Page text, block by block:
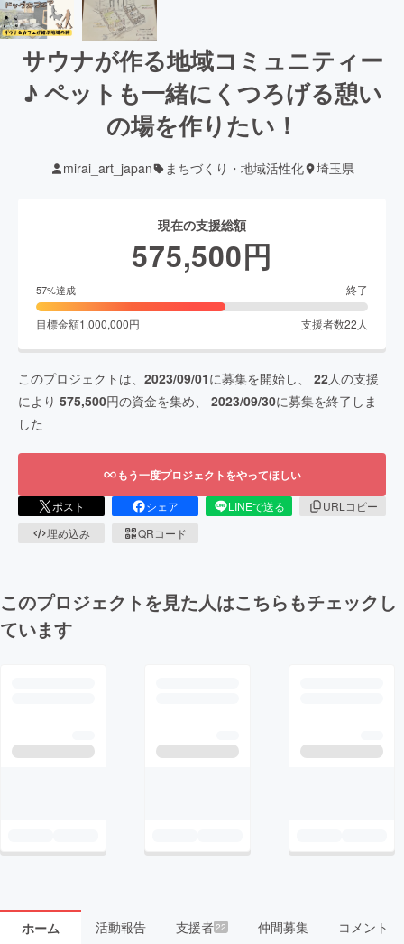
サウナが作る地域コミュニティー
♪ ペットも一緒にくつろげる憩い
の場を作りたい！
mirai_art_japan まちづくり・地域活性化 埼玉県
現在の支援総額
575,500円
57%達成 終了
目標金額1,000,000円 支援者数22 人
このプロジェクトは、 2023/09/01に募集を開始し、 22人の支援
により 575,500円の資金を集め、 2023/09/30に募集を終了しま
した
もう一度プロジェクトをやってほしい
ポスト シェア LINEで送る
URLコピー
埋め込み
QRコード
このプロジェクトを見た人はこちらもチェックし
ています
ホーム 活動報告 支援者22 仲間募集 コメント